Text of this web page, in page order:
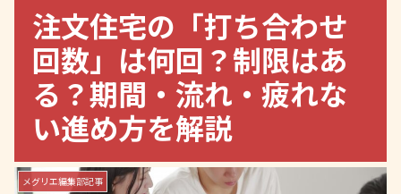
注文住宅の「打ち合わせ
回数」は何回？制限はあ
る？期間・流れ・疲れな
い進め方を解説
メグリエ編集部記事